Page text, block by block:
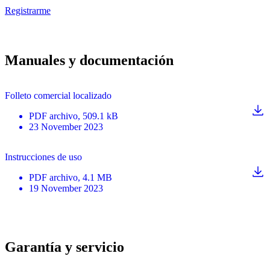
Registrarme
Manuales y documentación
Folleto comercial localizado
PDF archivo, 509.1 kB
23 November 2023
Instrucciones de uso
PDF archivo, 4.1 MB
19 November 2023
Garantía y servicio